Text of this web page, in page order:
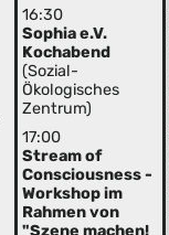
16:30
Sophia e.V.
Kochabend
(Sozial-
Ökologisches
Zentrum)
17:00
Stream of
Consciousness -
Workshop im
Rahmen von
"Szene machen!